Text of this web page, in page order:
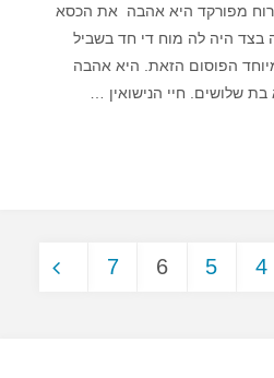
מפורקד היא אהבה את הכסא
בצד היה לה מוח די חד בשביל
הפוסום הזאת. היא אהבה
4
5
6
7